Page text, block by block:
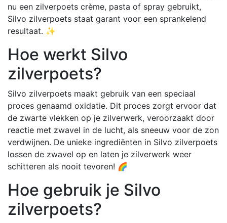
nu een zilverpoets crème, pasta of spray gebruikt,
Silvo zilverpoets staat garant voor een sprankelend
resultaat. ✨
Hoe werkt Silvo
zilverpoets?
Silvo zilverpoets maakt gebruik van een speciaal
proces genaamd oxidatie. Dit proces zorgt ervoor dat
de zwarte vlekken op je zilverwerk, veroorzaakt door
reactie met zwavel in de lucht, als sneeuw voor de zon
verdwijnen. De unieke ingrediënten in Silvo zilverpoets
lossen de zwavel op en laten je zilverwerk weer
schitteren als nooit tevoren! 🌈
Hoe gebruik je Silvo
zilverpoets?